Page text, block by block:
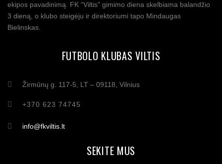
ekipos pavadinimą. FK “Viltis” gimimo diena skelbiama balandžio
3 dieną, o klubo steigėju ir direktoriumi tapo Mindaugas
Bielinskas.
FUTBOLO KLUBAS VILTIS
Žirmūnų g. 117-5, LT – 09118, Vilnius
+370 623 74745
info@fkviltis.lt
SEKITE MUS